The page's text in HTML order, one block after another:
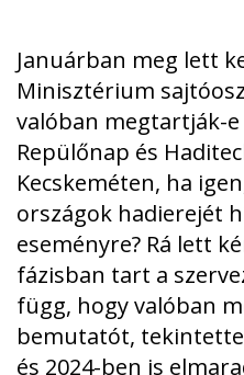
Januárban meg lett
Minisztérium
valóban megtartják-
Repülőnap és
Kecskeméten, ha
országok hadierejét
eseményre? Rá lett
fázisban tart a
függ, hogy valóban
bemutatót,
és 2024-ben is